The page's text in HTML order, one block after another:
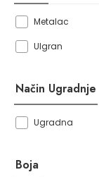
Metalac
Ulgran
Način Ugradnje
Ugradna
Boja